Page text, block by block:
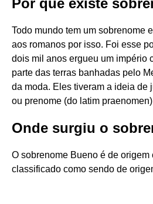
Por que existe
Todo mundo tem um sobrenome
aos romanos por isso. Foi esse
dois mil anos ergueu um império
parte das terras banhadas pelo
da moda. Eles tiveram a ideia de
ou prenome (do latim
Onde surgiu o
O sobrenome Bueno é de origem
classificado como sendo de